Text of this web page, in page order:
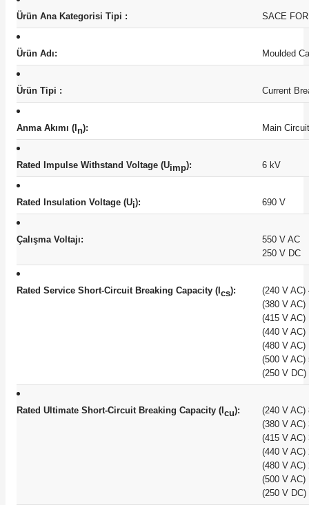
Ürün Ana Kategorisi Tipi : SACE
Ürün Adı: Moulded
Ürün Tipi : Current
Anma Akımı (I n): Main
Rated Impulse Withstand Voltage (Uimp): 6 kV
Rated Insulation Voltage (Ui): 690 V
Çalışma Voltajı:
550 V AC
250 V DC
Rated Service Short-Circuit Breaking Capacity (I cs):
(240 V AC)
(380 V AC)
(415 V AC)
(440 V AC)
(480 V AC)
(500 V AC)
(250 V
Rated Ultimate Short-Circuit Breaking Capacity (I cu):
(240 V AC)
(380 V AC)
(415 V AC)
(440 V AC)
(480 V AC)
(500 V AC)
(250 V